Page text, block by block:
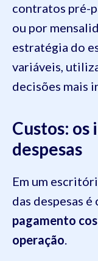
contratos pré-
ou por
estratégia do
variáveis,
decisões mais
Custos: os
despesas
Em um
das despesas
pagamento
operação.